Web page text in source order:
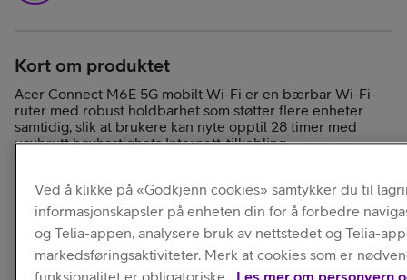
Kort om produktet
Acer Connect M6E 5G mobilt Wi-Fi er en bærbar Wi-Fi-
ruter med robust holdbarhet som støtter flere enheter
samtidig, slik at brukere kan nyte opptil 28 timer med
uavbrutt høyhastighets Internett-tilkobling.
Ved å klikke på «Godkjenn cookies» samtykker du til
informasjonskapsler på enheten din for å forbedre
og Telia-appen, analysere bruk av nettstedet og Telia-
markedsføringsaktiviteter. Merk at cookies som er
funksjonalitet er obligatoriske. Les mer om personvern